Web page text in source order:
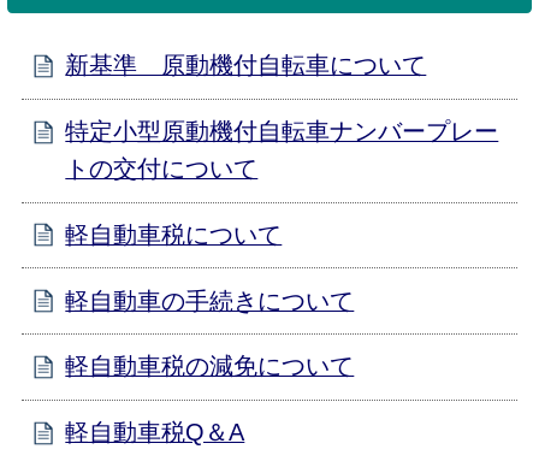
新基準 原動機付自転車について
特定小型原動機付自転車ナンバープレー
トの交付について
軽自動車税について
軽自動車の手続きについて
軽自動車税の減免について
軽自動車税Q＆A